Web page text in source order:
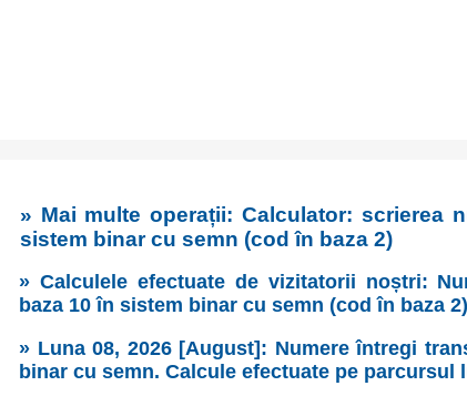
» Mai multe operații: Calculator: scrierea
sistem binar cu semn (cod în baza 2)
» Calculele efectuate de vizitatorii noștri:
baza 10 în sistem binar cu semn (cod în baza
» Luna 08, 2026 [August]: Numere întregi
binar cu semn. Calcule efectuate pe